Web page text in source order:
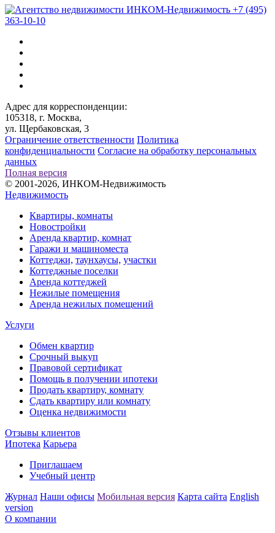
+7 (495)
363-10-10
Адрес для корреспонденции:
105318, г. Москва,
ул. Щербаковская, 3
Ограничение ответственности Политика
конфиденциальности Согласие на обработку персональных
данных
Полная версия
© 2001-2026, ИНКОМ-Недвижимость
Недвижимость
Квартиры, комнаты
Новостройки
Аренда квартир, комнат
Гаражи и машиноместа
Коттеджи, таунхаусы, участки
Коттеджные поселки
Аренда коттеджей
Нежилые помещения
Аренда нежилых помещений
Услуги
Обмен квартир
Срочный выкуп
Правовой сертификат
Помощь в получении ипотеки
Продать квартиру, комнату
Сдать квартиру или комнату
Оценка недвижимости
Отзывы клиентов
Ипотека Карьера
Приглашаем
Учебный центр
Журнал Наши офисы Мобильная версия Карта сайта English
version
О компании